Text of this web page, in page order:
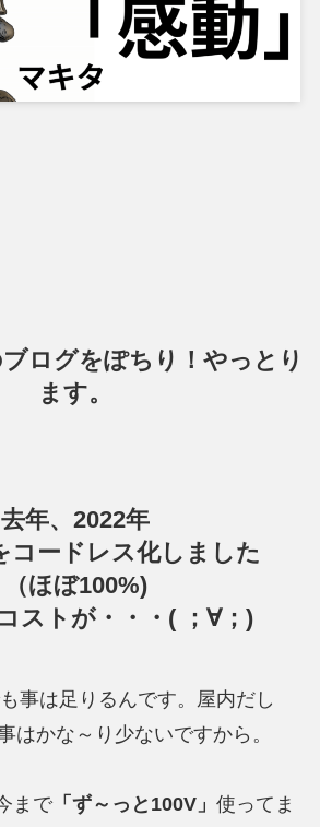
ブログをぽちり！やっとり
ます。
去年、2022年
コードレス化しました
（ほぼ100%)
ストが・・・( ；∀；)
事は足りるんです。屋内だし
はかな～り少ないですから。
まで「ず～っと100V」 使ってま